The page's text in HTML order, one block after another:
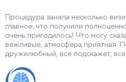
Процедура заняла несколько
главное, что получили
очень пригодилось! Что могу
вежливые, атмосфера приятная.
дружелюбный, все подскажет, все